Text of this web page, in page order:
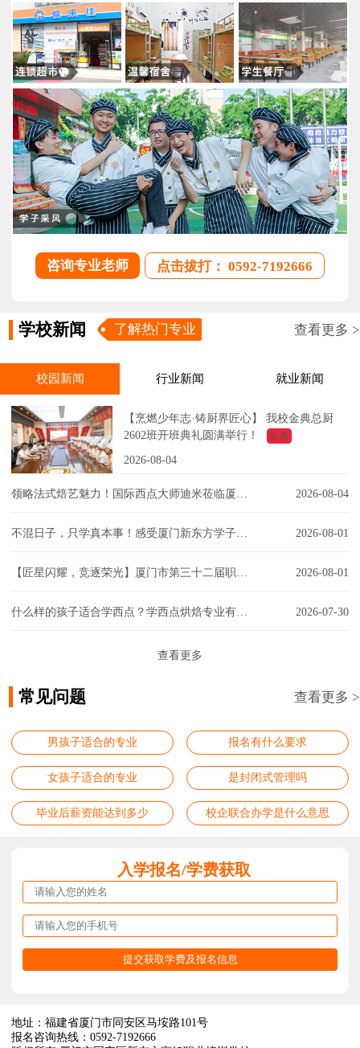
咨询专业老师 点击拔打： 0592-7192666
学校新闻 了解热门专业 查看更多 >
校园新闻 行业新闻 就业新闻
【烹燃少年志·铸厨界匠心】 我校金典总厨
2602班开班典礼圆满举行！
头条
2026-08-04
2026-08-04
2026-08-01
2026-08-01
2026-07-30
查看更多
常见问题 查看更多 >
男孩子适合的专业 报名有什么要求
女孩子适合的专业 是封闭式管理吗
毕业后薪资能达到多少 校企联合办学是什么意思
入学报名/学费获取
地址：福建省厦门市同安区马垵路101号
报名咨询热线：0592-7192666